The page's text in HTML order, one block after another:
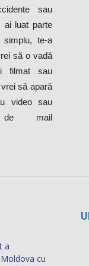
ai luat parte
te-a
să o vadă
filmat sau
să apară
video sau
de mail
cu